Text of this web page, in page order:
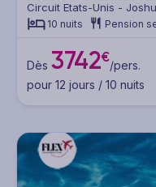
Circuit Etats-Unis -
Canyon / Death Valley /
du Feu / Monument
10 nuits Pension
Dès 3742€/pers.
pour 12 jours / 10 nuits